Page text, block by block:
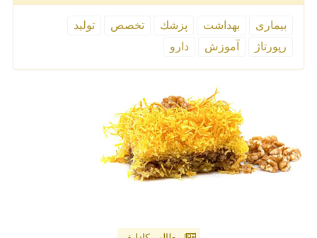
بیماری بهداشت پزشك تخصص
تولید
رپورتاژ
آموزش دارو